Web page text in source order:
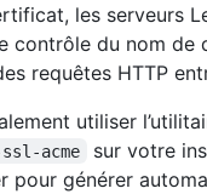
les serveurs
contrôle du nom de
requêtes HTTP
utiliser
acme
sur votre
pour générer